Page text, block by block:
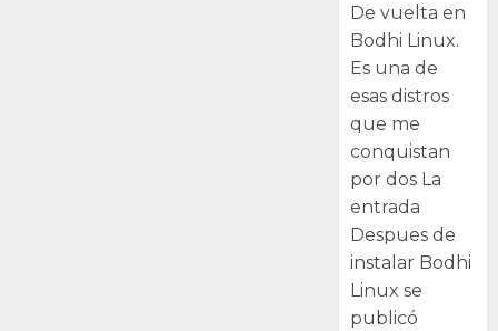
De vuelta en
Bodhi Linux.
Es una de
esas distros
que me
conquistan
por dos La
entrada
Despues de
instalar Bodhi
Linux se
publicó